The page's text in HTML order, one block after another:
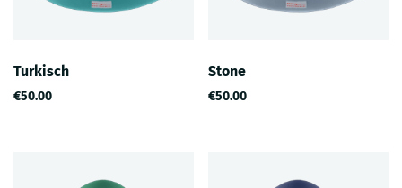
Turkisch
€50.00
Stone
€50.00